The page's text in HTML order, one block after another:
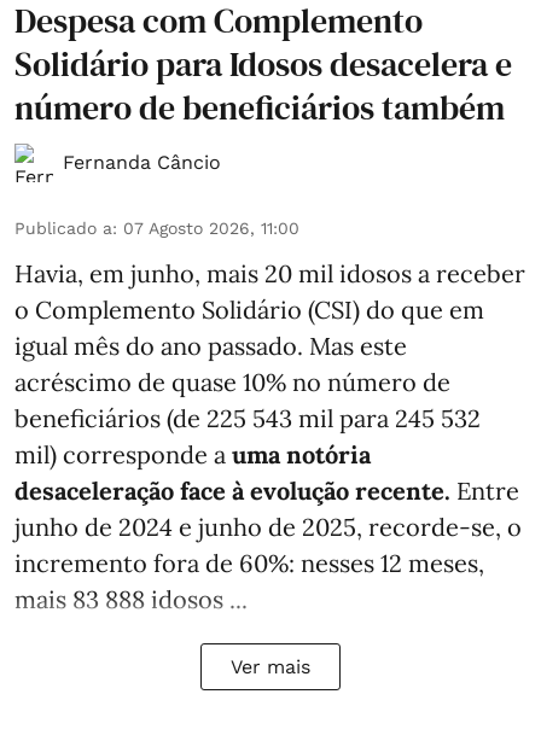
Despesa com Complemento
Solidário para Idosos desacelera e
número de beneficiários também
Fernanda Câncio
Publicado a: 07 Agosto 2026, 11:00
Havia, em junho, mais 20 mil idosos a receber
o Complemento Solidário (CSI) do que em
igual mês do ano passado. Mas este
acréscimo de quase 10% no número de
beneficiários (de 225 543 mil para 245 532
mil) corresponde a uma notória
desaceleração face à evolução recente. Entre
junho de 2024 e junho de 2025, recorde-se, o
incremento fora de 60%: nesses 12 meses,
mais 83 888 idosos ...
Ver mais